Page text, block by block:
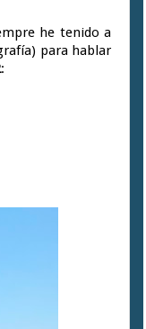
he tenido a
para hablar
: